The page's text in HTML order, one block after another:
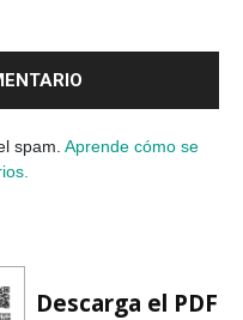
spam. Aprende cómo se
Descarga el PDF